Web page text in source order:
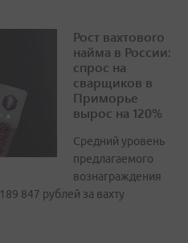
Рост вахтового
найма в России:
спрос на
сварщиков в
Приморье
вырос на 120%
Средний уровень
предлагаемого
вознаграждения
847 рублей за вахту